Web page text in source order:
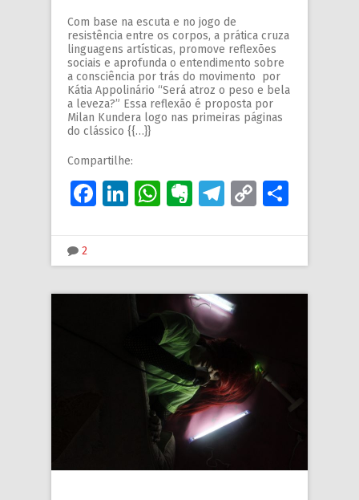
Com base na escuta e no jogo de
resistência entre os corpos, a prática cruza
linguagens artísticas, promove reflexões
sociais e aprofunda o entendimento sobre
a consciência por trás do movimento por
Kátia Appolinário “Será atroz o peso e bela
a leveza?” Essa reflexão é proposta por
Milan Kundera logo nas primeiras páginas
do clássico {{…}}
Compartilhe:
Facebook
LinkedIn
WhatsApp
Evernote
Telegram
Copy
2